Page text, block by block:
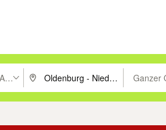
Vorschläge mit den Pfeiltasten nach
PLZ oder Ort eingeben. Ganzer
Suche im